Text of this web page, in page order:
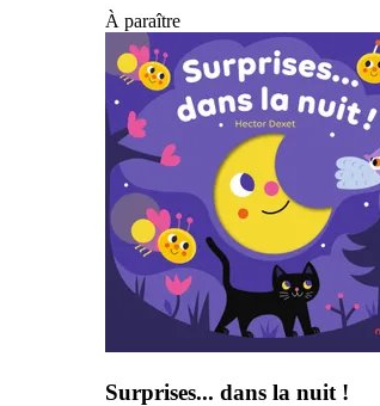
À paraître
Surprises... dans la nuit !